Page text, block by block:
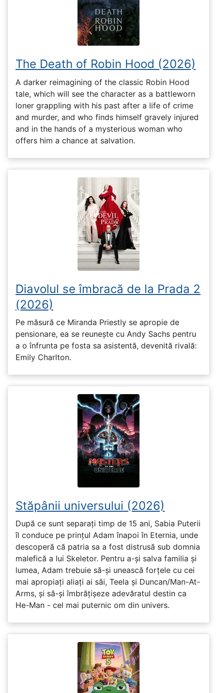
The Death of Robin Hood (2026)
A darker reimagining of the classic Robin Hood
tale, which will see the character as a battleworn
loner grappling with his past after a life of crime
and murder, and who finds himself gravely injured
and in the hands of a mysterious woman who
offers him a chance at salvation.
Diavolul se îmbracă de la Prada 2
(2026)
Pe măsură ce Miranda Priestly se apropie de
pensionare, ea se reunește cu Andy Sachs pentru
a o înfrunta pe fosta sa asistentă, devenită rivală:
Emily Charlton.
Stăpânii universului (2026)
După ce sunt separați timp de 15 ani, Sabia Puterii
îl conduce pe prințul Adam înapoi în Eternia, unde
descoperă că patria sa a fost distrusă sub domnia
malefică a lui Skeletor. Pentru a-și salva familia și
lumea, Adam trebuie să-și unească forțele cu cei
mai apropiați aliați ai săi, Teela și Duncan/Man-At-
Arms, și să-și îmbrățișeze adevăratul destin ca
He-Man - cel mai puternic om din univers.